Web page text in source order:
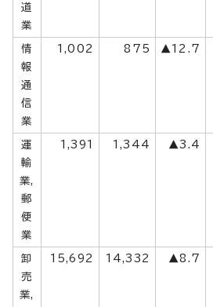
道
業
情
報
通
信
業
1,002 875 ▲12.7
運
輸
業,
郵
便
業
1,391 1,344 ▲3.4
卸
売
業,
15,692 14,332 ▲8.7